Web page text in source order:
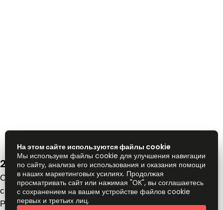
2 Maidan Nezalezhnosty sq., 01001
Офисное помещение
с
UAH259 человек/месяц
Рабочие столы в коворкинге
На этом сайте используются файлы cookie
Мы используем файлы cookie для улучшения навигации
по сайту, анализа его использования и оказания помощи
в наших маркетинговых усилиях. Продолжая
просматривать сайт или нажимая "ОК", вы соглашаетесь
с сохранением на вашем устройстве файлов cookie
первых и третьих лиц.